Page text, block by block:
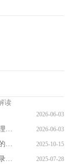
读
2026-06-03
2026-06-03
电子认证服务使用密码管理办法（国家密码管理局令第6号）
2025-10-15
国务院办公厅关于印发《电子印章管理办法》的通知
2025-07-28
国家密码管理局及下属单位综合性涉企收费目录清单